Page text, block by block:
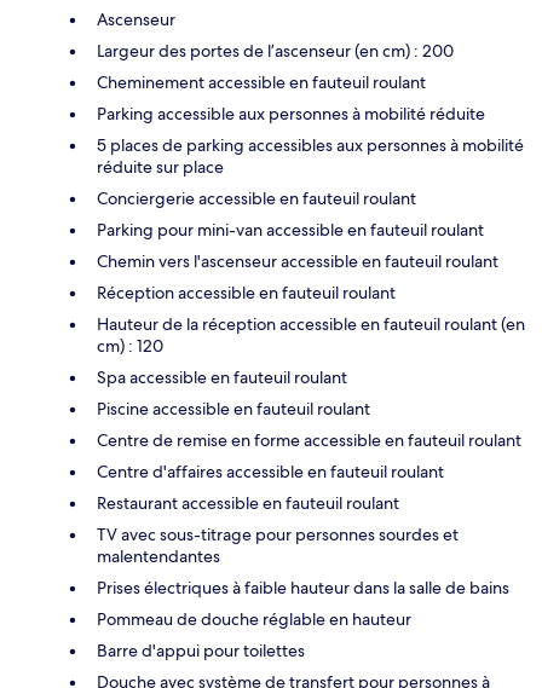
Ascenseur
Largeur des portes de l’ascenseur (en cm) : 200
Cheminement accessible en fauteuil roulant
Parking accessible aux personnes à mobilité réduite
5 places de parking accessibles aux personnes à mobilité
réduite sur place
Conciergerie accessible en fauteuil roulant
Parking pour mini-van accessible en fauteuil roulant
Chemin vers l'ascenseur accessible en fauteuil roulant
Réception accessible en fauteuil roulant
Hauteur de la réception accessible en fauteuil roulant (en
cm) : 120
Spa accessible en fauteuil roulant
Piscine accessible en fauteuil roulant
Centre de remise en forme accessible en fauteuil roulant
Centre d'affaires accessible en fauteuil roulant
Restaurant accessible en fauteuil roulant
TV avec sous-titrage pour personnes sourdes et
malentendantes
Prises électriques à faible hauteur dans la salle de bains
Pommeau de douche réglable en hauteur
Barre d'appui pour toilettes
Douche avec système de transfert pour personnes à